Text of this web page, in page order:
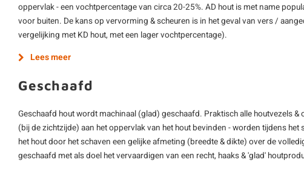
oppervlak - een vochtpercentage van circa 20-25%. AD hout is met name
voor buiten. De kans op vervorming & scheuren is in het geval van vers /
vergelijking met KD hout, met een lager vochtpercentage).
Lees meer
Geschaafd
Geschaafd hout wordt machinaal (glad) geschaafd. Praktisch alle houtvezels
(bij de zichtzijde) aan het oppervlak van het hout bevinden - worden tijdens
het hout door het schaven een gelijke afmeting (breedte & dikte) over de
geschaafd met als doel het vervaardigen van een recht, haaks & 'glad'